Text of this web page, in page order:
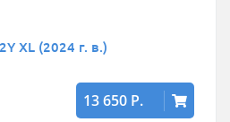
XL (2024 г. в.)
13 650 Р.